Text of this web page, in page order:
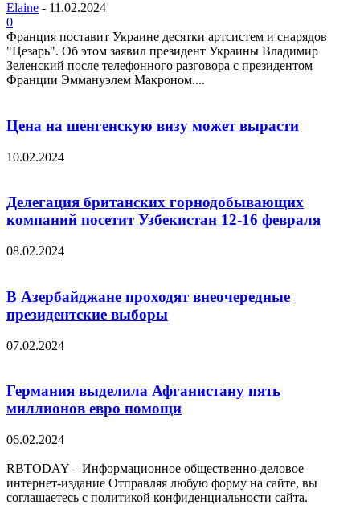
Elaine - 11.02.2024
0
Франция поставит Украине десятки артсистем и снарядов
"Цезарь". Об этом заявил президент Украины Владимир
Зеленский после телефонного разговора с президентом
Франции Эммануэлем Макроном....
Цена на шенгенскую визу может вырасти
10.02.2024
Делегация британских горнодобывающих
компаний посетит Узбекистан 12-16 февраля
08.02.2024
В Азербайджане проходят внеочередные
президентские выборы
07.02.2024
Германия выделила Афганистану пять
миллионов евро помощи
06.02.2024
RBTODAY – Информационное общественно-деловое
интернет-издание Отправляя любую форму на сайте, вы
соглашаетесь с политикой конфиденциальности сайта.